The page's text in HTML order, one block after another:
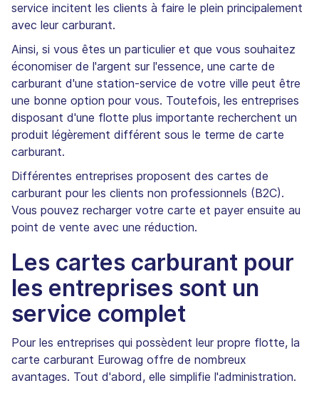
service incitent les clients à faire le plein principalement
avec leur carburant.
Ainsi, si vous êtes un particulier et que vous souhaitez
économiser de l'argent sur l'essence, une carte de
carburant d'une station-service de votre ville peut être
une bonne option pour vous. Toutefois, les entreprises
disposant d'une flotte plus importante recherchent un
produit légèrement différent sous le terme de carte
carburant.
Différentes entreprises proposent des cartes de
carburant pour les clients non professionnels (B2C).
Vous pouvez recharger votre carte et payer ensuite au
point de vente avec une réduction.
Les cartes carburant pour
les entreprises sont un
service complet
Pour les entreprises qui possèdent leur propre flotte, la
carte carburant Eurowag offre de nombreux
avantages. Tout d'abord, elle simplifie l'administration.